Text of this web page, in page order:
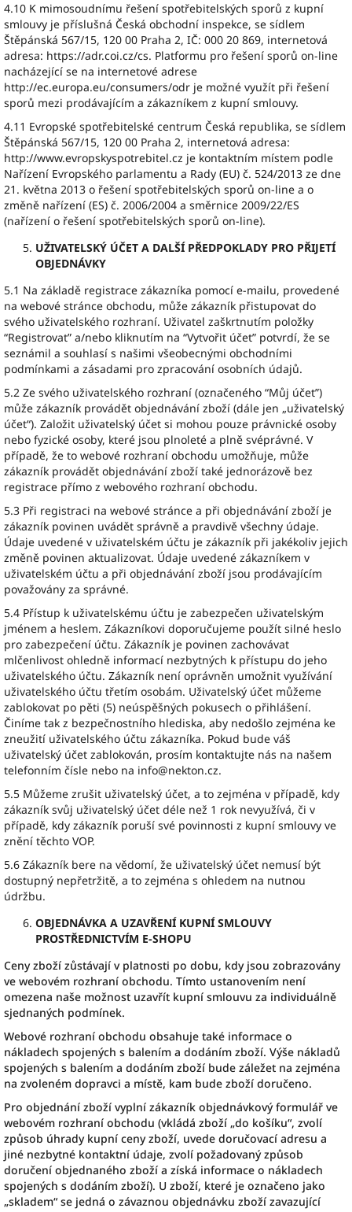
4.10 K mimosoudnímu řešení spotřebitelských sporů z kupní
smlouvy je příslušná Česká obchodní inspekce, se sídlem
Štěpánská 567/15, 120 00 Praha 2, IČ: 000 20 869, internetová
adresa: https://adr.coi.cz/cs. Platformu pro řešení sporů on-line
nacházející se na internetové adrese
http://ec.europa.eu/consumers/odr je možné využít při řešení
sporů mezi prodávajícím a zákazníkem z kupní smlouvy.
4.11 Evropské spotřebitelské centrum Česká republika, se sídlem
Štěpánská 567/15, 120 00 Praha 2, internetová adresa:
http://www.evropskyspotrebitel.cz je kontaktním místem podle
Nařízení Evropského parlamentu a Rady (EU) č. 524/2013 ze dne
21. května 2013 o řešení spotřebitelských sporů on-line a o
změně nařízení (ES) č. 2006/2004 a směrnice 2009/22/ES
(nařízení o řešení spotřebitelských sporů on-line).
UŽIVATELSKÝ ÚČET A DALŠÍ PŘEDPOKLADY PRO PŘIJETÍ
OBJEDNÁVKY
5.1 Na základě registrace zákazníka pomocí e-mailu, provedené
na webové stránce obchodu, může zákazník přistupovat do
svého uživatelského rozhraní. Uživatel zaškrtnutím položky
“Registrovat” a/nebo kliknutím na “Vytvořit účet” potvrdí, že se
seznámil a souhlasí s našimi všeobecnými obchodními
podmínkami a zásadami pro zpracování osobních údajů.
5.2 Ze svého uživatelského rozhraní (označeného “Můj účet”)
může zákazník provádět objednávání zboží (dále jen „uživatelský
účet“). Založit uživatelský účet si mohou pouze právnické osoby
nebo fyzické osoby, které jsou plnoleté a plně svéprávné. V
případě, že to webové rozhraní obchodu umožňuje, může
zákazník provádět objednávání zboží také jednorázově bez
registrace přímo z webového rozhraní obchodu.
5.3 Při registraci na webové stránce a při objednávání zboží je
zákazník povinen uvádět správně a pravdivě všechny údaje.
Údaje uvedené v uživatelském účtu je zákazník při jakékoliv jejich
změně povinen aktualizovat. Údaje uvedené zákazníkem v
uživatelském účtu a při objednávání zboží jsou prodávajícím
považovány za správné.
5.4 Přístup k uživatelskému účtu je zabezpečen uživatelským
jménem a heslem. Zákazníkovi doporučujeme použít silné heslo
pro zabezpečení účtu. Zákazník je povinen zachovávat
mlčenlivost ohledně informací nezbytných k přístupu do jeho
uživatelského účtu. Zákazník není oprávněn umožnit využívání
uživatelského účtu třetím osobám. Uživatelský účet můžeme
zablokovat po pěti (5) neúspěšných pokusech o přihlášení.
Činíme tak z bezpečnostního hlediska, aby nedošlo zejména ke
zneužití uživatelského účtu zákazníka. Pokud bude váš
uživatelský účet zablokován, prosím kontaktujte nás na našem
telefonním čísle nebo na info@nekton.cz.
5.5 Můžeme zrušit uživatelský účet, a to zejména v případě, kdy
zákazník svůj uživatelský účet déle než 1 rok nevyužívá, či v
případě, kdy zákazník poruší své povinnosti z kupní smlouvy ve
znění těchto VOP.
5.6 Zákazník bere na vědomí, že uživatelský účet nemusí být
dostupný nepřetržitě, a to zejména s ohledem na nutnou
údržbu.
OBJEDNÁVKA A UZAVŘENÍ KUPNÍ SMLOUVY
PROSTŘEDNICTVÍM E-SHOPU
Ceny zboží zůstávají v platnosti po dobu, kdy jsou zobrazovány
ve webovém rozhraní obchodu. Tímto ustanovením není
omezena naše možnost uzavřít kupní smlouvu za individuálně
sjednaných podmínek.
Webové rozhraní obchodu obsahuje také informace o
nákladech spojených s balením a dodáním zboží. Výše nákladů
spojených s balením a dodáním zboží bude záležet na zejména
na zvoleném dopravci a místě, kam bude zboží doručeno.
Pro objednání zboží vyplní zákazník objednávkový formulář ve
webovém rozhraní obchodu (vkládá zboží „do košíku“, zvolí
způsob úhrady kupní ceny zboží, uvede doručovací adresu a
jiné nezbytné kontaktní údaje, zvolí požadovaný způsob
doručení objednaného zboží a získá informace o nákladech
spojených s dodáním zboží). U zboží, které je označeno jako
„skladem“ se jedná o závaznou objednávku zboží zavazující